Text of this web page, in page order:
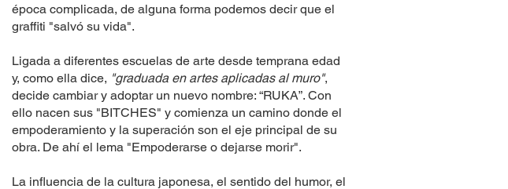
época complicada, de alguna forma podemos decir que el
graffiti "salvó su vida".
Ligada a diferentes escuelas de arte desde temprana edad
y, como ella dice, "graduada en artes aplicadas al muro",
decide cambiar y adoptar un nuevo nombre: “RUKA”. Con
ello nacen sus "BITCHES" y comienza un camino donde el
empoderamiento y la superación son el eje principal de su
obra. De ahí el lema "Empoderarse o dejarse morir".
La influencia de la cultura japonesa, el sentido del humor, el